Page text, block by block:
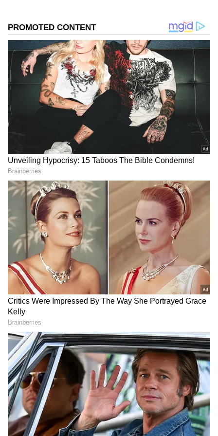
தொடர்ந்து பேசிய அவர், “காந்திஜியின்
அனைவரின் மேம்பாட்டையும் நிறைவேற்ற
இன்னும் நிறைய பணிகள் செய்யவேண்டி
இருக்கின்றன என்பதையும் நாம்
உணரவேண்டும். அனைத்துத் துறைகளிலும்
நாம் அடைந்துள்ள முன்னேற்றம் நமக்கு
ஊக்கம் அளிப்பதாக உள்ளது” என்று
குறிப்பிட்டார்.
DOWNLOAD APP
RECOMMENDED STORIES